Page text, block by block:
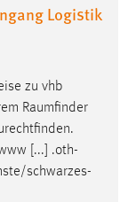
Logistik
zu vhb
Raumfinder
[...] .oth-
schwarzes-